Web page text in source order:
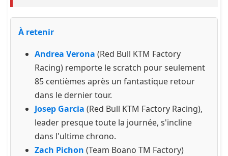
À retenir
Andrea Verona (Red Bull KTM Factory
Racing) remporte le scratch pour seulement
85 centièmes après un fantastique retour
dans le dernier tour.
Josep Garcia (Red Bull KTM Factory Racing),
leader presque toute la journée, s'incline
dans l'ultime chrono.
Zach Pichon (Team Boano TM Factory)